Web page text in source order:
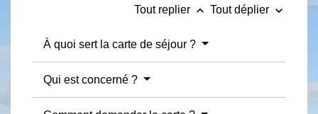
Tout replier keyboard_arrow_up Tout déplier keyboard_arrow_down
À quoi sert la carte de séjour ?
Qui est concerné ?